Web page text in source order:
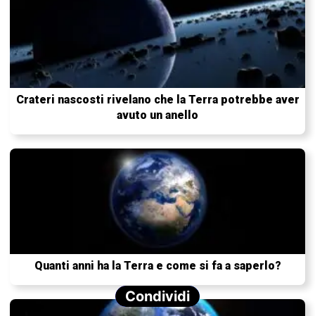
Crateri nascosti rivelano che la Terra potrebbe aver
avuto un anello
Quanti anni ha la Terra e come si fa a saperlo?
Condividi